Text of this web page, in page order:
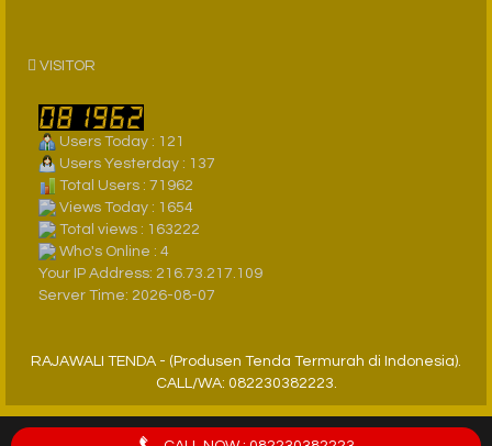
VISITOR
Users Today : 121
Users Yesterday : 137
Total Users : 71962
Views Today : 1654
Total views : 163222
Who's Online : 4
Your IP Address: 216.73.217.109
Server Time: 2026-08-07
RAJAWALI TENDA - (Produsen Tenda Termurah di Indonesia).
CALL/WA: 082230382223.